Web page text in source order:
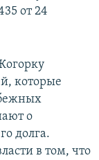
от 24
которые
о
долга.
в том, что